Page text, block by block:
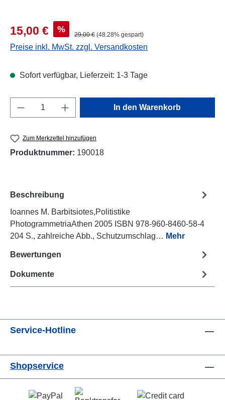
Verkaufspreis:
15,00 € % Regulärer Preis:
29,00 € (48.28% gespart)
Preise inkl. MwSt. zzgl. Versandkosten
Sofort verfügbar, Lieferzeit: 1-3 Tage
Produkt Anzahl: Gib den gewünschten
In den Warenkorb
Zum Merkzettel hinzufügen
Produktnummer: 190018
Beschreibung
Ioannes M. Barbitsiotes,Politistike
PhotogrammetriaAthen 2005 ISBN 978-960-8460-58-4
204 S., zahlreiche Abb., Schutzumschlag… Mehr
Bewertungen
Dokumente
Service-Hotline
Shopservice